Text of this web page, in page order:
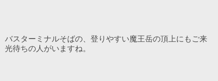
バスターミナルそばの、登りやすい魔王岳の頂上にもご来
光待ちの人がいますね。